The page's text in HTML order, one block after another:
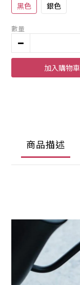
黑色 銀色
數量
加入購物車
商品描述